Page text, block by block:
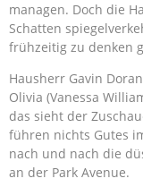
managen. Doch die
Schatten
frühzeitig zu denken
Hausherr Gavin
Olivia (Vanessa
das sieht der
führen nichts Gutes
nach und nach die
an der Park Avenue.